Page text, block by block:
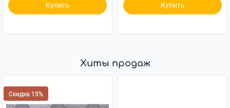
Купить Купить
Хиты продаж
Скидка 15%